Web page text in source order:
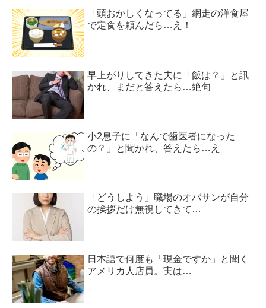
「頭おかしくなってる」網走の洋食屋
で定食を頼んだら…え！
早上がりしてきた夫に「飯は？」と訊
かれ、まだと答えたら…絶句
小2息子に「なんで歯医者になった
の？」と聞かれ、答えたら…え
「どうしよう」職場のオバサンが自分
の挨拶だけ無視してきて…
日本語で何度も「現金ですか」と聞く
アメリカ人店員。実は…